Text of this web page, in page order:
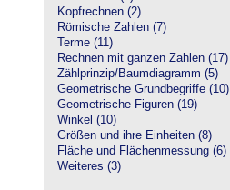
Kopfrechnen (2)
Römische Zahlen (7)
Terme (11)
Rechnen mit ganzen Zahlen (17)
Zählprinzip/Baumdiagramm (5)
Geometrische Grundbegriffe (10)
Geometrische Figuren (19)
Winkel (10)
Größen und ihre Einheiten (8)
Fläche und Flächenmessung (6)
Weiteres (3)